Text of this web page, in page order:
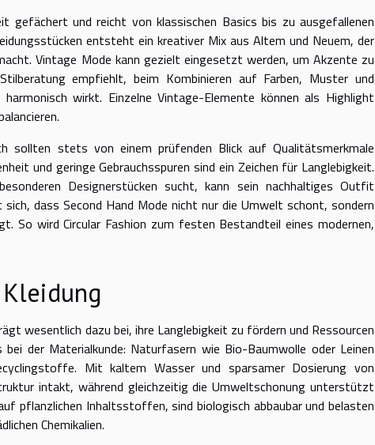
gefächert und reicht von klassischen Basics bis zu ausgefallenen
entsteht ein kreativer Mix aus Altem und Neuem, der
Vintage Mode kann gezielt eingesetzt werden, um Akzente zu
empfiehlt, beim Kombinieren auf Farben, Muster und
wirkt. Einzelne Vintage-Elemente können als Highlight
sollten stets von einem prüfenden Blick auf Qualitätsmerkmale
und geringe Gebrauchsspuren sind ein Zeichen für Langlebigkeit.
Designerstücken sucht, kann sein nachhaltiges Outfit
dass Second Hand Mode nicht nur die Umwelt schont, sondern
So wird Circular Fashion zum festen Bestandteil eines modernen,
wesentlich dazu bei, ihre Langlebigkeit zu fördern und Ressourcen
der Materialkunde: Naturfasern wie Bio-Baumwolle oder Leinen
Mit kaltem Wasser und sparsamer Dosierung von
intakt, während gleichzeitig die Umweltschonung unterstützt
pflanzlichen Inhaltsstoffen, sind biologisch abbaubar und belasten
Chemikalien.